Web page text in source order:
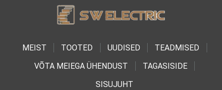
MEIST TOOTED UUDISED
TEADMISED
VÕTA MEIEGA ÜHENDUST
TAGASISIDE
SISUJUHT